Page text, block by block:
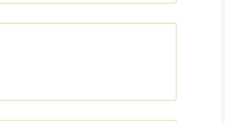
ランスパンの日」に合わせ、
人気ベーカリーのパンが